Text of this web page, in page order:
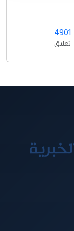
4901
تعليق